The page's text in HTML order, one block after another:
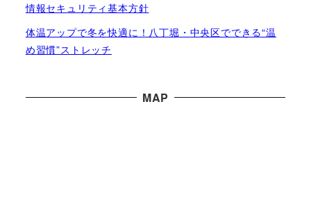
情報セキュリティ基本方針
体温アップで冬を快適に！八丁堀・中央区でできる“温
め習慣”ストレッチ
MAP